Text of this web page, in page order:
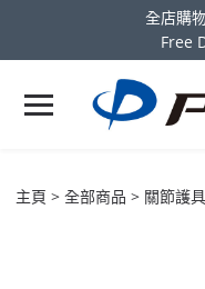
全店購
Free
主頁 全部商品 關節護